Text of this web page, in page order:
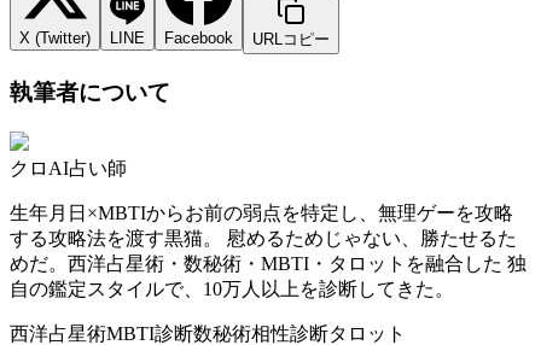
X (Twitter) LINE Facebook URLコピー
執筆者について
クロ AI占い師
生年月日×MBTIからお前の弱点を特定し、無理ゲーを攻略
する攻略法を渡す黒猫。 慰めるためじゃない、勝たせるた
めだ。西洋占星術・数秘術・MBTI・タロットを融合した 独
自の鑑定スタイルで、10万人以上を診断してきた。
西洋占星術MBTI診断数秘術相性診断タロット